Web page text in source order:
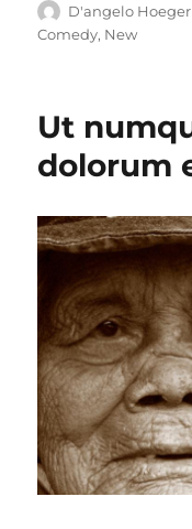
Author
D'angelo Hoeger
Comedy, New
Ut
dolorum